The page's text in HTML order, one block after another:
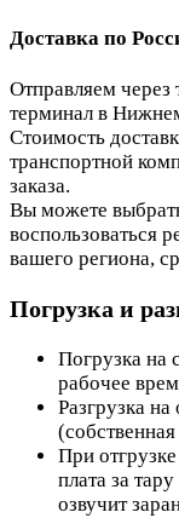
Доставка по
Отправляем
терминал в
Стоимость
транспортной
заказа.
Вы можете
воспользоваться
вашего региона,
Погрузка и
Погрузка
рабочее
Разгрузка
При
плата за
озвучит